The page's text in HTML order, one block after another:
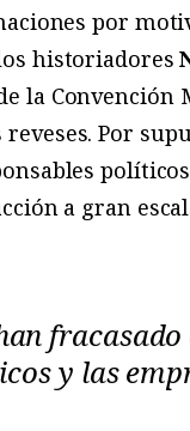
por
historiadores
la
Por
a gran
y las